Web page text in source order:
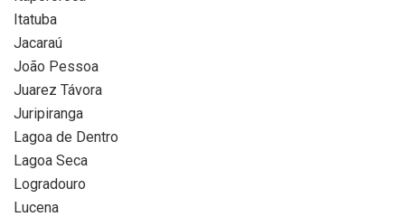
Itatuba
Jacaraú
João Pessoa
Juarez Távora
Juripiranga
Lagoa de Dentro
Lagoa Seca
Logradouro
Lucena